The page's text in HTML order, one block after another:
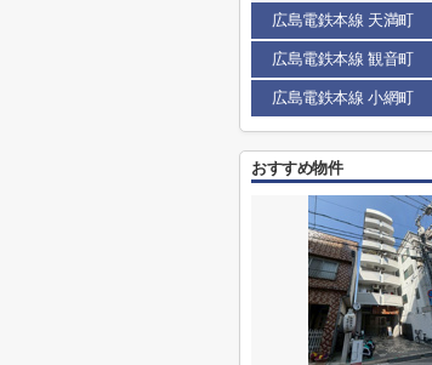
広島電鉄本線 天満町
広島電鉄本線 観音町
広島電鉄本線 小網町
おすすめ物件